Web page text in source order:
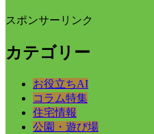
スポンサーリンク
カテゴリー
お役立ちAI
コラム特集
住宅情報
公園・遊び場